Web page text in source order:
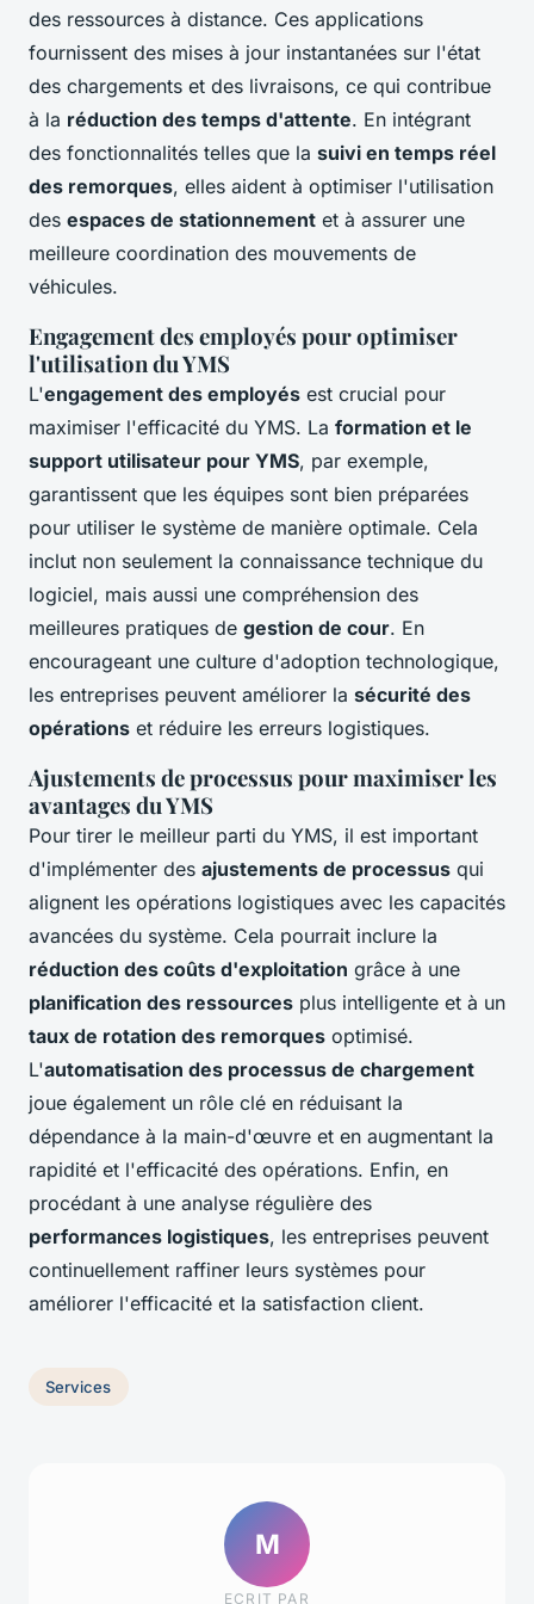
des ressources à distance. Ces applications
fournissent des mises à jour instantanées sur l'état
des chargements et des livraisons, ce qui contribue
à la réduction des temps d'attente. En intégrant
des fonctionnalités telles que la suivi en temps réel
des remorques, elles aident à optimiser l'utilisation
des espaces de stationnement et à assurer une
meilleure coordination des mouvements de
véhicules.
Engagement des employés pour optimiser
l'utilisation du YMS
L'engagement des employés est crucial pour
maximiser l'efficacité du YMS. La formation et le
support utilisateur pour YMS, par exemple,
garantissent que les équipes sont bien préparées
pour utiliser le système de manière optimale. Cela
inclut non seulement la connaissance technique du
logiciel, mais aussi une compréhension des
meilleures pratiques de gestion de cour. En
encourageant une culture d'adoption technologique,
les entreprises peuvent améliorer la sécurité des
opérations et réduire les erreurs logistiques.
Ajustements de processus pour maximiser les
avantages du YMS
Pour tirer le meilleur parti du YMS, il est important
d'implémenter des ajustements de processus qui
alignent les opérations logistiques avec les capacités
avancées du système. Cela pourrait inclure la
réduction des coûts d'exploitation grâce à une
planification des ressources plus intelligente et à un
taux de rotation des remorques optimisé.
L'automatisation des processus de chargement
joue également un rôle clé en réduisant la
dépendance à la main-d'œuvre et en augmentant la
rapidité et l'efficacité des opérations. Enfin, en
procédant à une analyse régulière des
performances logistiques, les entreprises peuvent
continuellement raffiner leurs systèmes pour
améliorer l'efficacité et la satisfaction client.
Services
M
ECRIT PAR